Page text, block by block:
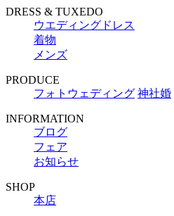
DRESS & TUXEDO
ウエディングドレス
着物
メンズ
PRODUCE
フォトウェディング 神社婚
INFORMATION
ブログ
フェア
お知らせ
SHOP
本店